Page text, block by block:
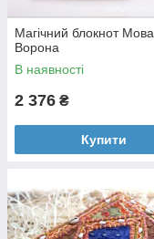
Магічний блокнот Мова
Ворона
В наявності
2 376 ₴
Купити